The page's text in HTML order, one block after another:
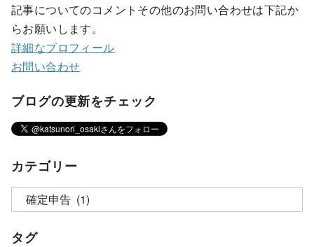
記事についてのコメントその他のお問い合わせは下記か
らお願いします。
詳細なプロフィール
お問い合わせ
ブログの更新をチェック
カテゴリー
タグ